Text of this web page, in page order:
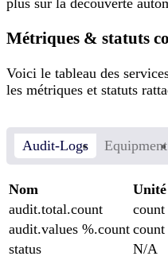
plus sur la découverte
Métriques & statuts
Voici le tableau des
les métriques et statuts
Audit-Logs Equipment
Nom
Unité
audit.total.count
count
audit.values %.count count
status
N/A